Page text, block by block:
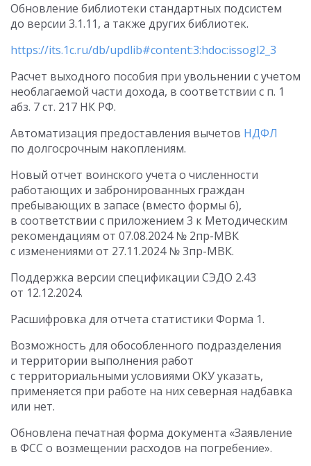
Обновление библиотеки стандартных подсистем
до версии 3.1.11, а также других библиотек.
https://its.1c.ru/db/updlib#content:3:hdoc:issogl2_3
Расчет выходного пособия при увольнении с учетом
необлагаемой части дохода, в соответствии с п. 1
абз. 7 ст. 217 НК РФ.
Автоматизация предоставления вычетов НДФЛ
по долгосрочным накоплениям.
Новый отчет воинского учета о численности
работающих и забронированных граждан
пребывающих в запасе (вместо формы 6),
в соответствии с приложением 3 к Методическим
рекомендациям от 07.08.2024№ 2пр-МВК
с изменениями от 27.11.2024№ 3пр-МВК.
Поддержка версии спецификации СЭДО 2.43
от 12.12.2024.
Расшифровка для отчета статистики Форма 1.
Возможность для обособленного подразделения
и территории выполнения работ
с территориальными условиями ОКУ указать,
применяется при работе на них северная надбавка
или нет.
Обновлена печатная форма документа «Заявление
в ФСС о возмещении расходов на погребение».